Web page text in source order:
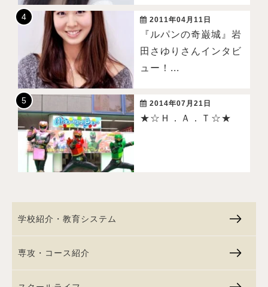
2011年04月11日
『ルパンの奇巌城』岩
田さゆりさんインタビ
ュー！...
2014年07月21日
★☆Ｈ．Ａ．Ｔ☆★
学校紹介・教育システム
専攻・コース紹介